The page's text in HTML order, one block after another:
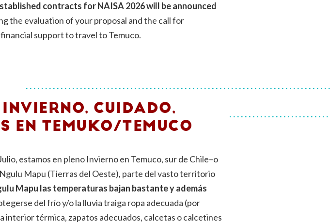
contracts for NAISA 2026 will be announced
the evaluation of your proposal and the call for
support to travel to Temuco.
CUIDADO,
EN TEMUKO/TEMUCO
estamos en pleno Invierno en Temuco, sur de Chile–o
Mapu (Tierras del Oeste), parte del vasto territorio
Mapu las temperaturas bajan bastante y además
del frío y/o la lluvia traiga ropa adecuada (por
interior térmica, zapatos adecuados, calcetas o calcetines